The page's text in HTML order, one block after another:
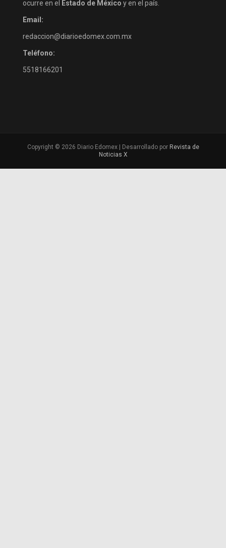
ocurre en el
Estado de México y en el país.
Email:
redaccion@diarioedomex.com.mx
Teléfono:
5518166201
Copyright © 2026 Diario Edomex | Desarrollado por Revista de
Noticias X